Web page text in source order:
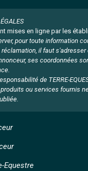
mises en ligne par les
pour toute information
il faut
ses coordonnées
de TERRE-
ou services fournis
Equestre